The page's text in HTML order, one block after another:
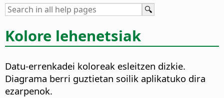
Kolore lehenetsiak
Datu-errenkadei koloreak esleitzen dizkie.
Diagrama berri guztietan soilik aplikatuko dira
ezarpenok.